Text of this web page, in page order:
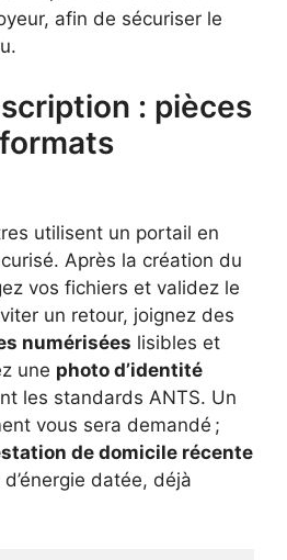
afin de sécuriser le
: pièces
utilisent un portail en
Après la création du
vos fichiers et validez le
un retour, joignez des
numérisées lisibles et
une photo d’identité
les standards ANTS. Un
vous sera demandé ;
de domicile récente
datée, déjà